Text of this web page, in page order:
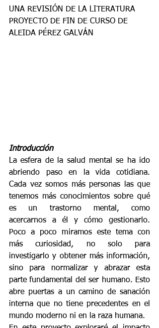
UNA REVISIÓN DE LA LITERATURA
PROYECTO DE FIN DE CURSO DE
ALEIDA PÉREZ GALVÁN
Introducción
La esfera de la salud mental se ha ido
abriendo paso en la vida cotidiana.
Cada vez somos más personas las que
tenemos más conocimientos sobre qué
es un trastorno mental, como
acercarnos a él y cómo gestionarlo.
Poco a poco miramos este tema con
más curiosidad, no solo para
investigarlo y obtener más información,
sino para normalizar y abrazar esta
parte fundamental del ser humano. Esto
abre puertas a un camino de sanación
interna que no tiene precedentes en el
mundo moderno ni en la raza humana.